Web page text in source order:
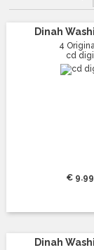
Dinah
4
cd digi
€ 9.99
Dinah